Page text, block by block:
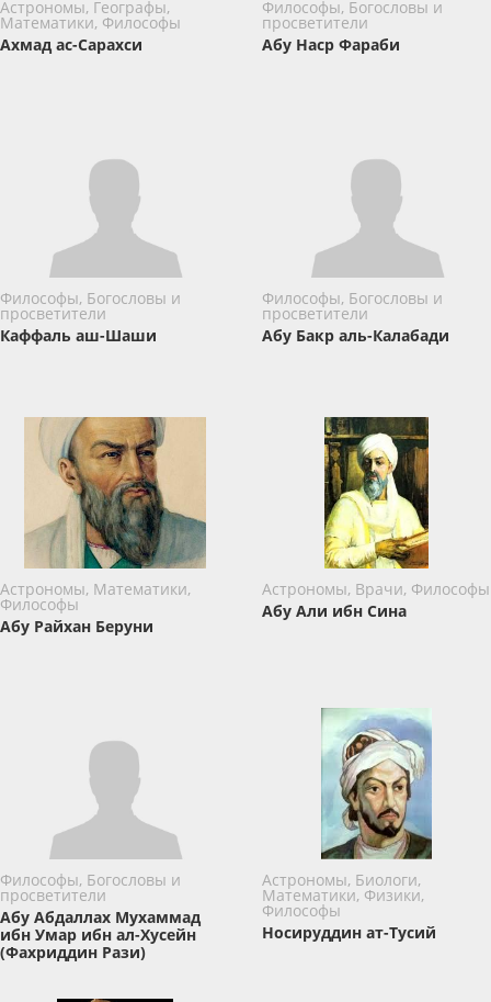
Астрономы, Географы,
Математики, Философы
Ахмад ас-Сарахси
Философы, Богословы и
просветители
Абу Наср Фараби
Философы, Богословы и
просветители
Каффаль аш-Шаши
Философы, Богословы и
просветители
Абу Бакр аль-Калабади
Астрономы, Математики,
Философы
Абу Райхан Беруни
Астрономы, Врачи, Философы
Абу Али ибн Сина
Философы, Богословы и
просветители
Абу Абдаллах Мухаммад
ибн Умар ибн ал-Хусейн
(Фахриддин Рази)
Астрономы, Биологи,
Математики, Физики,
Философы
Носируддин ат-Тусий